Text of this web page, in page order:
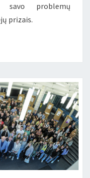
savo problemų
prizais.